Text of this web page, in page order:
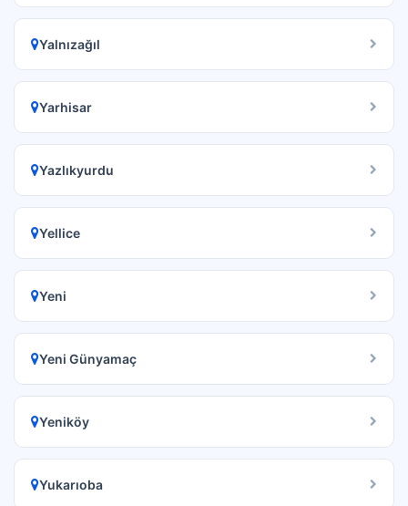
Yalnızağıl
Yarhisar
Yazlıkyurdu
Yellice
Yeni
Yeni Günyamaç
Yeniköy
Yukarıoba